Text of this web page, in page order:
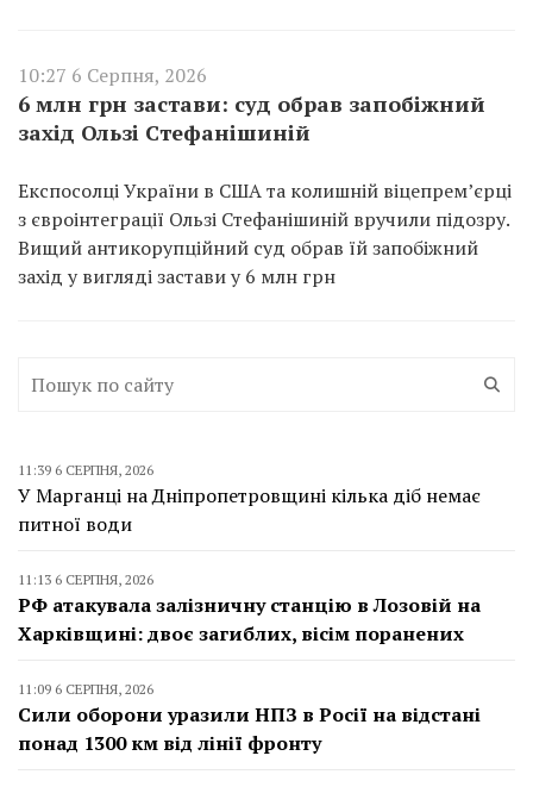
10:27 6 Серпня, 2026
6 млн грн застави: суд обрав запобіжний
захід Ользі Стефанішиній
Експосолці України в США та колишній віцепремʼєрці
з євроінтеграції Ользі Стефанішиній вручили підозру.
Вищий антикорупційний суд обрав їй запобіжний
захід у вигляді застави у 6 млн грн
11:39 6 СЕРПНЯ, 2026
У Марганці на Дніпропетровщині кілька діб немає
питної води
11:13 6 СЕРПНЯ, 2026
РФ атакувала залізничну станцію в Лозовій на
Харківщині: двоє загиблих, вісім поранених
11:09 6 СЕРПНЯ, 2026
Сили оборони уразили НПЗ в Росії на відстані
понад 1300 км від лінії фронту